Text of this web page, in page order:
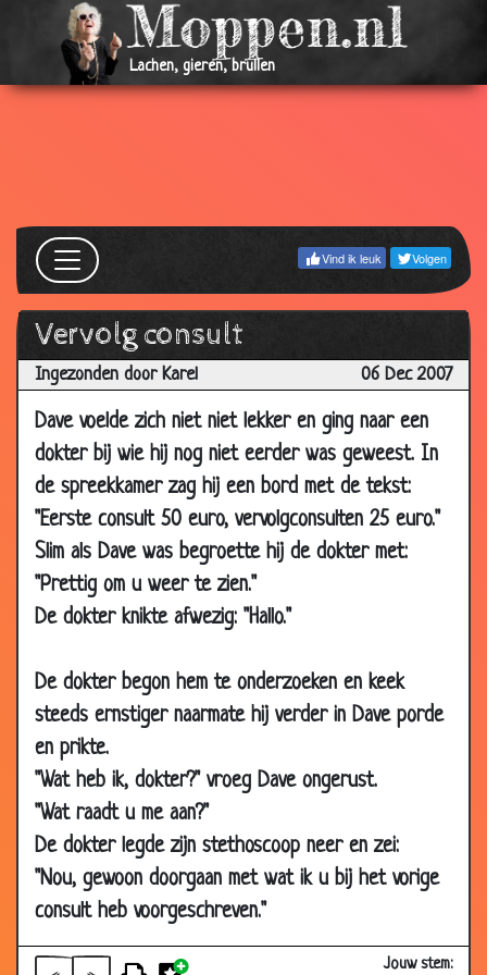
Lachen, gieren, brullen
Vind ik leuk Volgen
Vervolg consult
Ingezonden door Karel 06 Dec 2007
Dave voelde zich niet niet lekker en ging naar een
dokter bij wie hij nog niet eerder was geweest. In
de spreekkamer zag hij een bord met de tekst:
"Eerste consult 50 euro, vervolgconsulten 25 euro."
Slim als Dave was begroette hij de dokter met:
"Prettig om u weer te zien."
De dokter knikte afwezig: "Hallo."
De dokter begon hem te onderzoeken en keek
steeds ernstiger naarmate hij verder in Dave porde
en prikte.
"Wat heb ik, dokter?" vroeg Dave ongerust.
"Wat raadt u me aan?"
De dokter legde zijn stethoscoop neer en zei:
"Nou, gewoon doorgaan met wat ik u bij het vorige
consult heb voorgeschreven."
Jouw stem:
28 Sep
2008
Haar
26 Sep
Invaller 3.91
2008
28 Aug
31 Jul 2008 De pil
09 Jul
Winden 3.51
04 Jun
2008
Fietsenmaker 3.17
21 Apr
2008
Minderen 3.30
2008
Betaling vaststellen
17 Apr
17 Apr
2008
Goed en slecht nieuws
07 Apr
2008
10 Mar
2008
Veel ervaring
21 Feb
2008
Bij de tandarts 3.65
15 Feb
IQ-Zuiger 3.12